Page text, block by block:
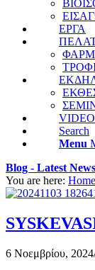
ΕΡΓΑ
VIDEO
Search
Menu
Blog - Latest News
You are here: Home
6 Νοεμβρίου, 2024